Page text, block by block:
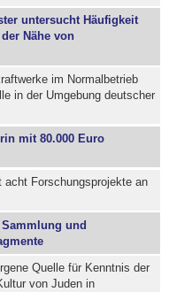
untersucht Häufigkeit
Nähe von
im Normalbetrieb
in der Umgebung deutscher
mit 80.000 Euro
Forschungsprojekte an
und
Quelle für Kenntnis der
von Juden in